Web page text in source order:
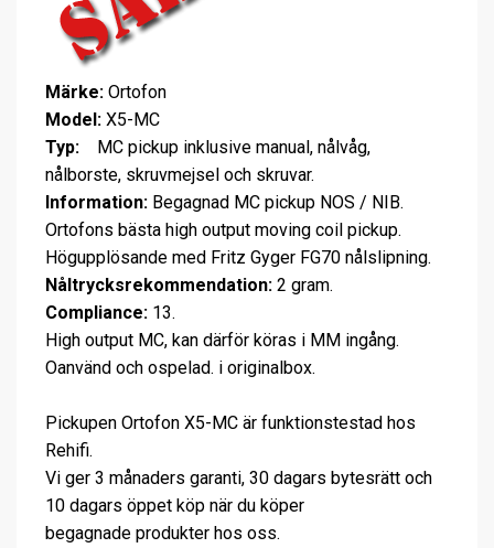
Märke: Ortofon
Model: X5-MC
Typ: MC pickup inklusive manual, nålvåg,
nålborste, skruvmejsel och skruvar.
Information: Begagnad MC pickup NOS / NIB.
Ortofons bästa high output moving coil pickup.
Högupplösande med Fritz Gyger FG70 nålslipning.
Nåltrycksrekommendation: 2 gram.
Compliance: 13.
High output MC, kan därför köras i MM ingång.
Oanvänd och ospelad. i originalbox.
Pickupen Ortofon X5-MC är funktionstestad hos
Rehifi.
Vi ger 3 månaders garanti, 30 dagars bytesrätt och
10 dagars öppet köp när du köper
begagnade produkter hos oss.